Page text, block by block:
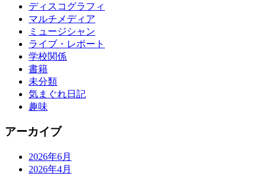
ディスコグラフィ
マルチメディア
ミュージシャン
ライブ・レポート
学校関係
書籍
未分類
気まぐれ日記
趣味
アーカイブ
2026年6月
2026年4月